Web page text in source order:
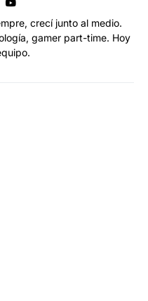
crecí junto al medio.
gamer part-time. Hoy